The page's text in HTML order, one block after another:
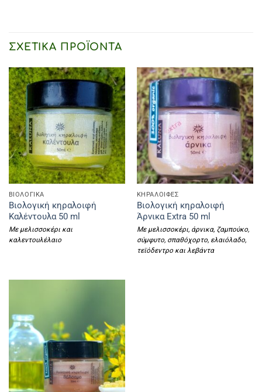
ΣΧΕΤΙΚΆ ΠΡΟΪΌΝΤΑ
ΒΙΟΛΟΓΙΚΑ
Βιολογική κηραλοιφή
Καλέντουλα 50 ml
Με μελισσοκέρι και
καλεντουλέλαιο
ΚΗΡΑΛΟΙΦΕΣ
Βιολογική κηραλοιφή
Άρνικα Extra 50 ml
Με μελισσοκέρι, άρνικα, ζαμπούκο,
σύμφυτο, σπαθόχορτο, ελαιόλαδο,
τεϊόδεντρο και λεβάντα